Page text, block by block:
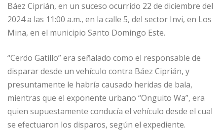
Báez Ciprián, en un suceso ocurrido 22 de diciembre del
2024 a las 11:00 a.m., en la calle 5, del sector Invi, en Los
Mina, en el municipio Santo Domingo Este.
“Cerdo Gatillo” era señalado como el responsable de
disparar desde un vehículo contra Báez Ciprián, y
presuntamente le habría causado heridas de bala,
mientras que el exponente urbano “Onguito Wa”, era
quien supuestamente conducía el vehículo desde el cual
se efectuaron los disparos, según el expediente.